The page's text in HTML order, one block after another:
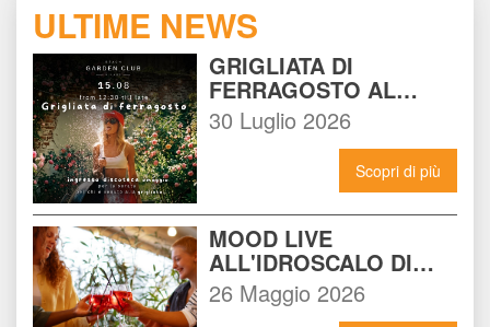
ULTIME NEWS
GRIGLIATA DI
FERRAGOSTO AL
BEACH GARDEN CLUB
MILANO: LA FESTA DA
NON PERDERE DEL 15
30 Luglio 2026
Scopri di più
MOOD LIVE
ALL'IDROSCALO DI
MILANO: IL LOCALE
CHE DEVI CONOSCERE
26 Maggio 2026